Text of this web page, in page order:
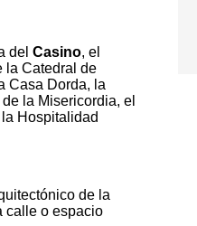
del Casino, el
la Catedral de
Casa Dorda, la
la Misericordia, el
Hospitalidad
de la
calle o espacio